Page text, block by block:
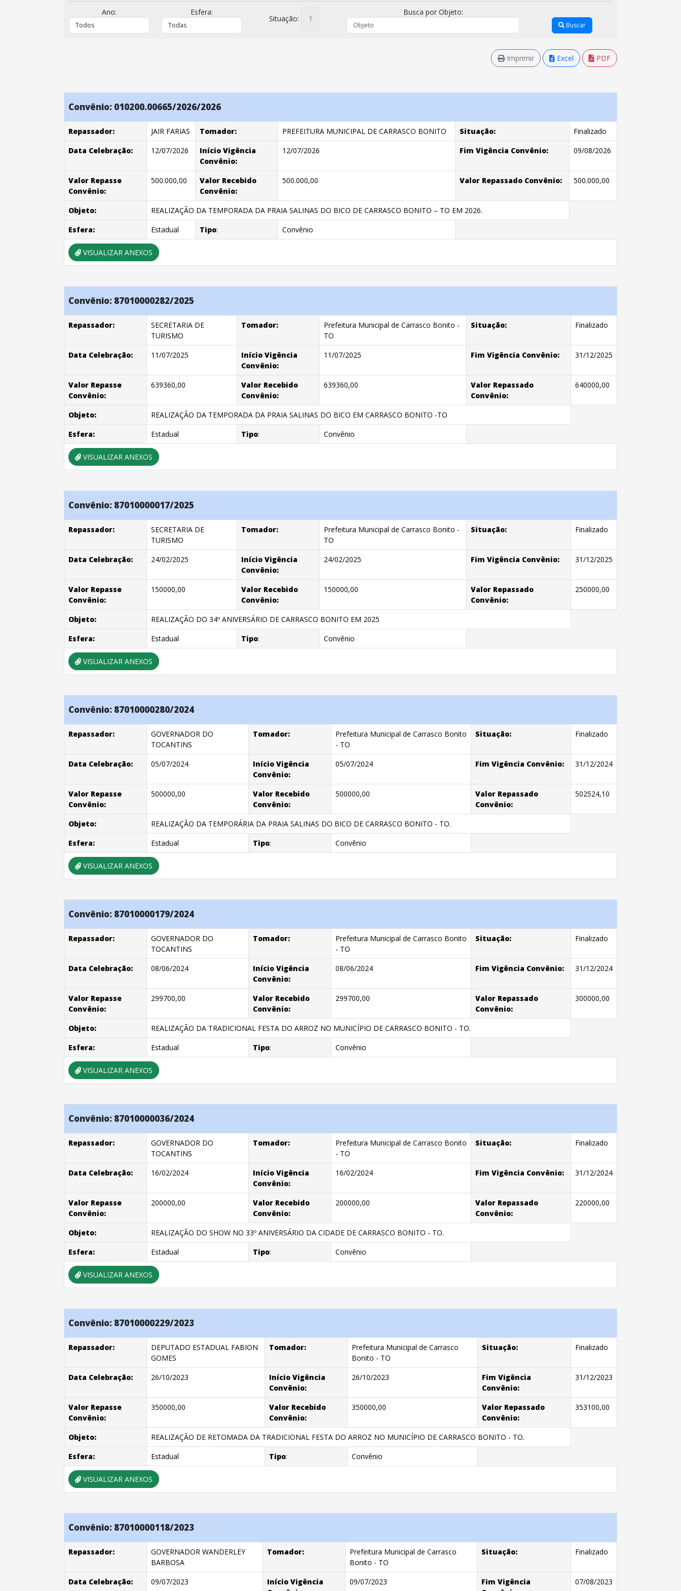
Ano: Esfera:
Situação:
Busca por Objeto:
Buscar
Imprimir Excel PDF
Convênio: 010200.00665/2026/2026
Repassador: JAIR FARIAS Tomador: PREFEITURA MUNICIPAL DE CARRASCO BONITO Situação:
Finalizado
Data Celebração:
12/07/2026
Início Vigência
Convênio:
12/07/2026 Fim Vigência Convênio: 09/08/2026
Valor Repasse
Convênio:
500.000,00
Valor Recebido
Convênio:
500.000,00 Valor Repassado Convênio: 500.000,00
Objeto:
REALIZAÇÃO DA TEMPORADA DA PRAIA SALINAS DO BICO DE CARRASCO BONITO – TO EM 2026.
Esfera:
Estadual Tipo: Convênio
VISUALIZAR ANEXOS
Convênio: 87010000282/2025
Repassador:
SECRETARIA DE
TURISMO
Tomador:
Prefeitura Municipal de Carrasco Bonito -
TO
Situação: Finalizado
Data Celebração: 11/07/2025
Início Vigência
Convênio:
11/07/2025 Fim Vigência Convênio: 31/12/2025
Valor Repasse
Convênio:
639360,00
Valor Recebido
Convênio:
639360,00
Valor Repassado
Convênio:
640000,00
Objeto:
REALIZAÇÃO DA TEMPORADA DA PRAIA SALINAS DO BICO EM CARRASCO BONITO -TO
Esfera:
Estadual Tipo: Convênio
VISUALIZAR ANEXOS
Convênio: 87010000017/2025
Repassador:
SECRETARIA DE
TURISMO
Tomador:
Prefeitura Municipal de Carrasco Bonito -
TO
Situação: Finalizado
Data Celebração: 24/02/2025
Início Vigência
Convênio:
24/02/2025 Fim Vigência Convênio: 31/12/2025
Valor Repasse
Convênio:
150000,00
Valor Recebido
Convênio:
150000,00
Valor Repassado
Convênio:
250000,00
Objeto:
REALIZAÇÃO DO 34º ANIVERSÁRIO DE CARRASCO BONITO EM 2025
Esfera:
Estadual Tipo: Convênio
VISUALIZAR ANEXOS
Convênio: 87010000280/2024
Repassador:
GOVERNADOR DO
TOCANTINS
Tomador:
Prefeitura Municipal de Carrasco Bonito
- TO
Situação: Finalizado
Data Celebração: 05/07/2024
Início Vigência
Convênio:
05/07/2024 Fim Vigência Convênio: 31/12/2024
Valor Repasse
Convênio:
500000,00
Valor Recebido
Convênio:
500000,00
Valor Repassado
Convênio:
502524,10
Objeto:
REALIZAÇÃO DA TEMPORÁRIA DA PRAIA SALINAS DO BICO DE CARRASCO BONITO - TO.
Esfera:
Estadual Tipo: Convênio
VISUALIZAR ANEXOS
Convênio: 87010000179/2024
Repassador:
GOVERNADOR DO
TOCANTINS
Tomador:
Prefeitura Municipal de Carrasco Bonito
- TO
Situação: Finalizado
Data Celebração: 08/06/2024
Início Vigência
Convênio:
08/06/2024 Fim Vigência Convênio: 31/12/2024
Valor Repasse
Convênio:
299700,00
Valor Recebido
Convênio:
299700,00
Valor Repassado
Convênio:
300000,00
Objeto:
REALIZAÇÃO DA TRADICIONAL FESTA DO ARROZ NO MUNICÍPIO DE CARRASCO BONITO - TO.
Esfera:
Estadual Tipo: Convênio
VISUALIZAR ANEXOS
Convênio: 87010000036/2024
Repassador:
GOVERNADOR DO
TOCANTINS
Tomador:
Prefeitura Municipal de Carrasco Bonito
- TO
Situação: Finalizado
Data Celebração: 16/02/2024
Início Vigência
Convênio:
16/02/2024 Fim Vigência Convênio: 31/12/2024
Valor Repasse
Convênio:
200000,00
Valor Recebido
Convênio:
200000,00
Valor Repassado
Convênio:
220000,00
Objeto:
REALIZAÇÃO DO SHOW NO 33º ANIVERSÁRIO DA CIDADE DE CARRASCO BONITO - TO.
Esfera:
Estadual Tipo: Convênio
VISUALIZAR ANEXOS
Convênio: 87010000229/2023
Repassador:
DEPUTADO ESTADUAL FABION
GOMES
Tomador:
Prefeitura Municipal de Carrasco
Bonito - TO
Situação: Finalizado
Data Celebração: 26/10/2023
Início Vigência
Convênio:
26/10/2023
Fim Vigência
Convênio:
31/12/2023
Valor Repasse
Convênio:
350000,00
Valor Recebido
Convênio:
350000,00
Valor Repassado
Convênio:
353100,00
Objeto:
REALIZAÇÃO DE RETOMADA DA TRADICIONAL FESTA DO ARROZ NO MUNICÍPIO DE CARRASCO BONITO - TO.
Esfera:
Estadual Tipo: Convênio
VISUALIZAR ANEXOS
Convênio: 87010000118/2023
Repassador:
GOVERNADOR WANDERLEY
BARBOSA
Tomador:
Prefeitura Municipal de Carrasco
Bonito - TO
Situação: Finalizado
Data Celebração: 09/07/2023
Início Vigência
09/07/2023
Fim Vigência
07/08/2023